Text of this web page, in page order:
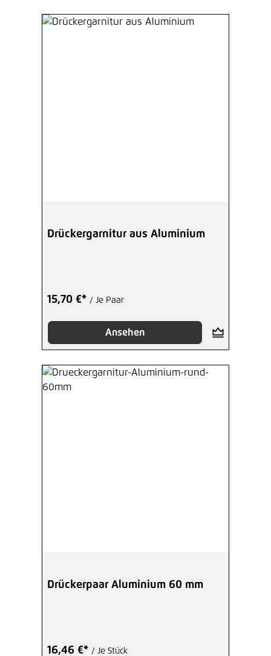
Drückergarnitur aus Aluminium
15,70 €* / Je Paar
Ansehen
Drückerpaar Aluminium 60 mm
16,46 €* / Je Stück